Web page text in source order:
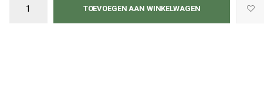
TOEVOEGEN AAN WINKELWAGEN